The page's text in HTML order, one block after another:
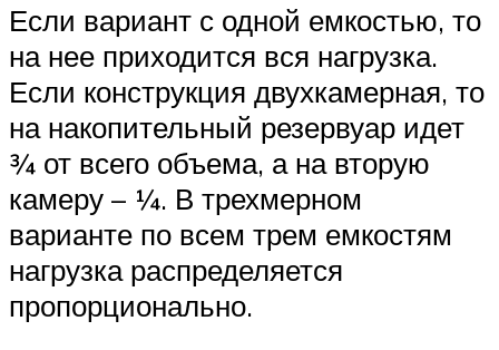
Если вариант с одной емкостью, то
на нее приходится вся нагрузка.
Если конструкция двухкамерная, то
на накопительный резервуар идет
¾ от всего объема, а на вторую
камеру – ¼. В трехмерном
варианте по всем трем емкостям
нагрузка распределяется
пропорционально.